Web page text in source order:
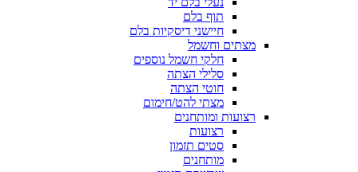
תוף בלם
חיישני דיסקיות בלם
מצתים וחשמל
חלקי חשמל נוספים
סלילי הצתה
חוטי הצתה
מצתי להט/חימום
רצועות ומותחנים
רצועות
סטים תזמון
מותחנים